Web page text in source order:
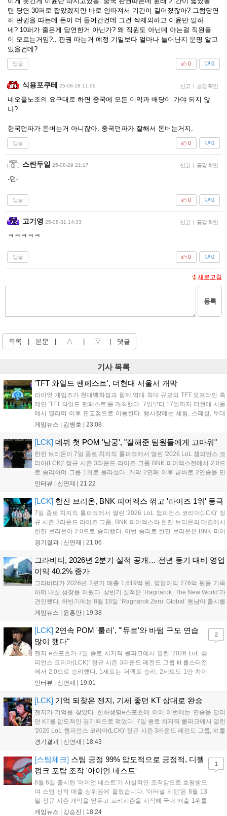
땐 당연 30퍼로 잡았겠지만 바로 안따져서 기간이 길어졌잖아? 그럼당연
히 판권을 따는데 돈이 더 들어간건데 그건 싹제외하고 이윤만 말하
네? 10퍼가 줄은게 당연한거 아닌가? 왜 직원도 아닌데 아는걸 직원들
이 모르는거임?.. 판권 따는거 예정 기일보다 얼마나 늘어난지 분명 알고
있을건데?
답글 0
0
식용포쿠테 25-08-18 11:09 신고 | 공감 확인
네오플노조의 요구대로 하면 중국에 모든 이익과 배당이 가야 되지 않
나?
한국던파가 돈버는거 아니잖아. 중국던파가 잘해서 돈버는거지.
답글 0
0
스란두일 25-08-29 21:17 신고 | 공감 확인
-던-
답글 0
0
고기영 25-08-31 14:33 신고 | 공감 확인
ㅋㅋㅋㅋㅋ
답글 0
0
새로고침
등록
목록 | 본문 | △ | ▽ | 댓글
기사 목록
'TFT 와일드 팬페스트', 더현대 서울서 개막
라이엇 게임즈가 현대백화점과 함께 역대 최대 규모의 TFT 오프라인 축
제인 'TFT 와일드 팬페스트'를 개최했다. 7일부터 17일까지 더현대 서울
에서 열리며 이후 판교점으로 이동한다. 행사장에는 체험, 스페셜, 무대
존이 마련됐으며 8일 오후 2시 인비테이셔널, 15일 오후 2시 스트리머
다. 사전 예약은 조기 마감될 만큼 큰 인기를 끌고 있다....
게임뉴스 | 김병호 | 23:08
[LCK] 데뷔 첫 POM '남궁', "잘해준 팀원들에게 고마워"
한진 브리온이 7일 종로 치지직 롤파크에서 열린 '2026 LoL 챔피언스 코
리아(LCK)' 정규 시즌 3라운드 라이즈 그룹 BNK 피어엑스전에서 2:0으
로 승리하며 그룹 1위로 올라섰다. 개막 2연패 이후 곧바로 2연승을 만
들어내면서 이어질 4라운드에 대한 기대감을 올렸다. 다음은 이날 데뷔
인터뷰 | 신연재 | 21:22
[LCK] 한진 브리온, BNK 피어엑스 꺾고 '라이즈 1위' 등극
7일 종로 치지직 롤파크에서 열린 '2026 LoL 챔피언스 코리아(LCK)' 정
규 시즌 3라운드 라이즈 그룹, BNK 피어엑스와 한진 브리온의 대결에서
한진 브리온이 2:0으로 승리했다. 이번 승리로 한진 브리온은 BNK 피어
엑스를 제치고 라이즈 그룹 1위로 올라섰다. 1세트, 한진 브리온이 '로머'
경기결과 | 신연재 | 21:06
그라비티, 2026년 2분기 실적 공개… 전년 동기 대비 영업
이익 40.2% 증가
그라비티가 2026년 2분기 매출 1,619억 원, 영업이익 276억 원을 기록
하며 내실 성장을 이뤘다. 상반기 실적은 ‘Ragnarok: The New World’가
견인했다. 하반기에는 8월 18일 ‘Ragnarok Zero: Global’ 동남아 출시를
시작으로 9월 3일 ‘달려라 헤베레케 EX’, 9월 22일 ‘갈바테인’ 등 다양한
이’ 출시가 예정돼 있으며, 2027년에는 ‘Ragnarok 3’ 등 대작을 글로벌
출시할 계획이다. 그라비티는 조인트벤처 설립과 라그나로크 에코 시스
템 구축을 통해 신성장 동력을 확보할 방침이다....
게임뉴스 | 윤홍만 | 19:38
[LCK] 2연속 POM '룰러', "'듀로'와 바텀 구도 연습
많이 했다"
젠지 e스포츠가 7일 종로 치지직 롤파크에서 열린 '2026 LoL 챔
피언스 코리아(LCK)' 정규 시즌 3라운드 레전드 그룹 kt 롤스터전
에서 2:0으로 승리했다. 1세트는 퍼펙트 승리, 2세트도 1만 차이
를 벌리며 25분 만에 승리하면서 말 그대로 압도적인 경기력을 선
하며 POM에 선정됐...
인터뷰 | 신연재 | 19:01
2
[LCK] 기억 되찾은 젠지, 기세 좋던 KT 상대로 완승
젠지가 기억을 찾았다. 한화생명e스포츠에 이어 이번에는 연승을 달리
던 KT를 압도적인 경기력으로 꺾었다. 7일 종로 치지직 롤파크에서 열린
'2026 LoL 챔피언스 코리아(LCK)' 정규 시즌 3라운드 레전드 그룹, kt 롤
스터와 젠지 e스포츠의 대결에서 젠지가 압승을 거뒀다. 개막주까지만
경기결과 | 신연재 | 18:43
[스팀체크] 스팀 긍정 99% 압도적으로 긍정적, 디젤
펑크 포탑 조작 '아이언 네스트'
8월 6일 출시된 '아이언 네스트'가 사실적인 조작감으로 호평받으
며 스팀 신작 매출 상위권에 올랐습니다. '이터널 리턴'은 8월 13
일 정규 시즌 개막을 앞두고 프리시즌을 시작해 국내 매출 1위를
기록했습니다. 25주년을 맞은 '고스트 리콘' 시리즈는 8월 6일 쇼
게임뉴스 | 강승진 | 18:24
1